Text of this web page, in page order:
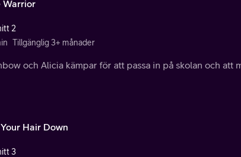
Warrior
2
Tillgänglig 3+ månader
och Alicia kämpar för att passa in på skolan och att
Hair Down
3